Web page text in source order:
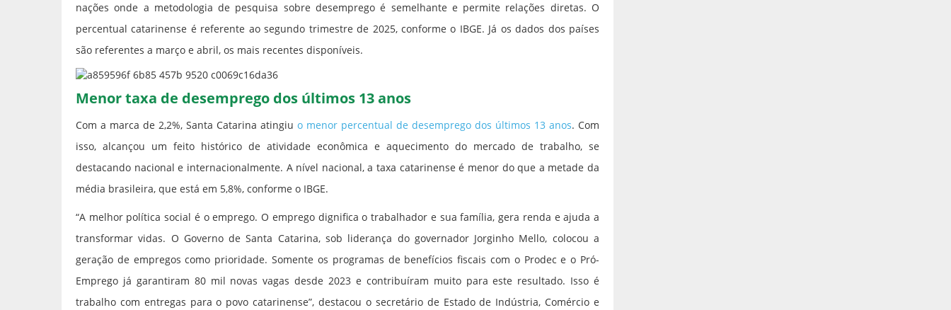
nações onde a metodologia de pesquisa sobre desemprego é semelhante e permite relações diretas. O
percentual catarinense é referente ao segundo trimestre de 2025, conforme o IBGE. Já os dados dos países
são referentes a março e abril, os mais recentes disponíveis.
Menor taxa de desemprego dos últimos 13 anos
Com a marca de 2,2%, Santa Catarina atingiu o menor percentual de desemprego dos últimos 13 anos. Com
isso, alcançou um feito histórico de atividade econômica e aquecimento do mercado de trabalho, se
destacando nacional e internacionalmente. A nível nacional, a taxa catarinense é menor do que a metade da
média brasileira, que está em 5,8%, conforme o IBGE.
“A melhor política social é o emprego. O emprego dignifica o trabalhador e sua família, gera renda e ajuda a
transformar vidas. O Governo de Santa Catarina, sob liderança do governador Jorginho Mello, colocou a
geração de empregos como prioridade. Somente os programas de benefícios fiscais com o Prodec e o Pró-
Emprego já garantiram 80 mil novas vagas desde 2023 e contribuíram muito para este resultado. Isso é
trabalho com entregas para o povo catarinense”, destacou o secretário de Estado de Indústria, Comércio e